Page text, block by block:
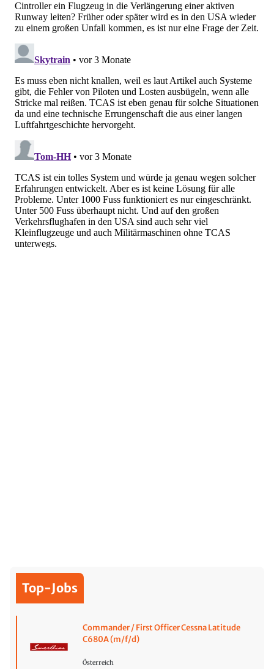
Top-Jobs
Commander / First Officer Cessna Latitude
C680A (m/f/d)
Österreich